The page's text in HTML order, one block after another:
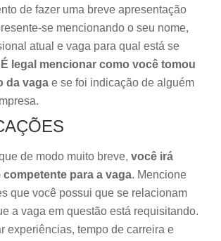
de fazer uma breve apresentação
se mencionando o seu nome,
atual e vaga para qual está se
É legal mencionar como você tomou
da vaga e se foi indicação de alguém
de modo muito breve, você irá
competente para a vaga. Mencione
que você possui que se relacionam
a vaga em questão está requisitando.
experiências, tempo de carreira e